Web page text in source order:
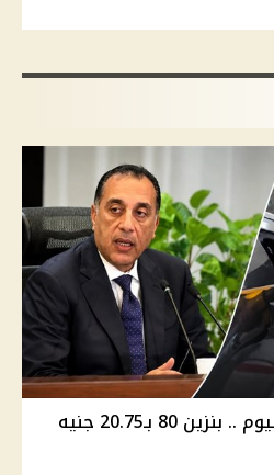
أسعار الوقود في مصر اليوم .. بنزين 80 بـ20.75 جنيه